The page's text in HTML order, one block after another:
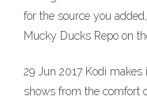
for the source you
Mucky Ducks Repo on
29 Jun 2017 Kodi
shows from the comfort